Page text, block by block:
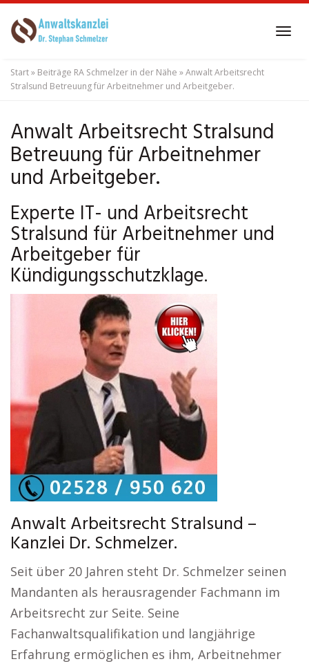
to
content
Start» Beiträge RA Schmelzer in der Nähe »Anwalt Arbeitsrecht
Stralsund Betreuung für Arbeitnehmer und Arbeitgeber.
Anwalt Arbeitsrecht Stralsund
Betreuung für Arbeitnehmer
und Arbeitgeber.
Experte IT- und Arbeitsrecht
Stralsund für Arbeitnehmer und
Arbeitgeber für
Kündigungsschutzklage.
Anwalt Arbeitsrecht Stralsund –
Kanzlei Dr. Schmelzer.
Seit über 20 Jahren steht Dr. Schmelzer seinen
Mandanten als herausragender Fachmann im
Arbeitsrecht zur Seite. Seine
Fachanwaltsqualifikation und langjährige
Erfahrung ermöglichen es ihm, Arbeitnehmer